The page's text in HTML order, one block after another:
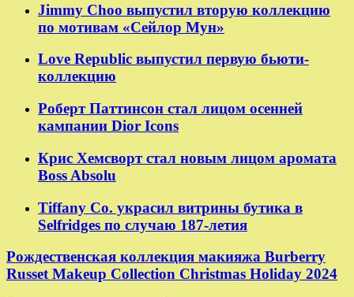
Jimmy Choo выпустил вторую коллекцию
по мотивам «Сейлор Мун»
Love Republic выпустил первую бьюти-
коллекцию
Роберт Паттинсон стал лицом осенней
кампании Dior Icons
Крис Хемсворт стал новым лицом аромата
Boss Absolu
Tiffany Co. украсил витрины бутика в
Selfridges по случаю 187-летия
Рождественская коллекция макияжа Burberry
Russet Makeup Collection Christmas Holiday 2024